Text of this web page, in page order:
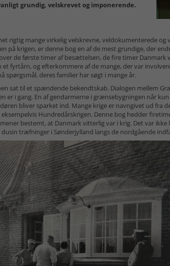
grundig, velskrevet og imponerende.
rigtig mange virkelig velskrevne, veldokumenterede og
på krigen, er denne bog en af de mest grundige, der
de første timer af besættelsen, de fire timer Danmark
et fyrtårn, og efterkommere af de mange, der var
spørgsmål, deres familier har søgt i mange år.
sat til et spændende bekendtskab. Dialogen mellem
er i gang. En af gendarmerne i grænsebygningen når kun
bliver sparket ind. Mange krige er navngivet ud fra
eksempelvis Hundredårskrigen. Denne bog hedder
bestemt, at Danmark vitterlig var i krig. Det var ikke
træfninger i Sønderjylland langs de nordgående